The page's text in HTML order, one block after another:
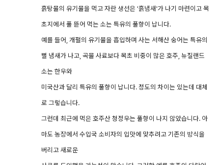
흙탕물의 유기물을 먹고 자란 생선은 '흙냄새'가 나기 마련이고 목
초지에서 풀 뜯어 먹는 소는 특유의 풀향이 납니다.
예를 들어, 개펄의 유기물을 흡입하며 사는 서해산 숭어는 특유의
뻘 냄새가 나고, 곡물 사료보다 목초 비중이 많은 호주, 뉴질랜드
소는 한우와
미국산과 달리 특유의 풀향이 납니다. 정도의 차이는 있는데 대체
로 그렇습니다.
그런데 최근에 먹은 호주산 청정우는 풀향이 나지 않았습니다. 아
마도 농장에서 수입국 소비자의 입맛에 맞추려고 기존의 방식을
버리고 새로운